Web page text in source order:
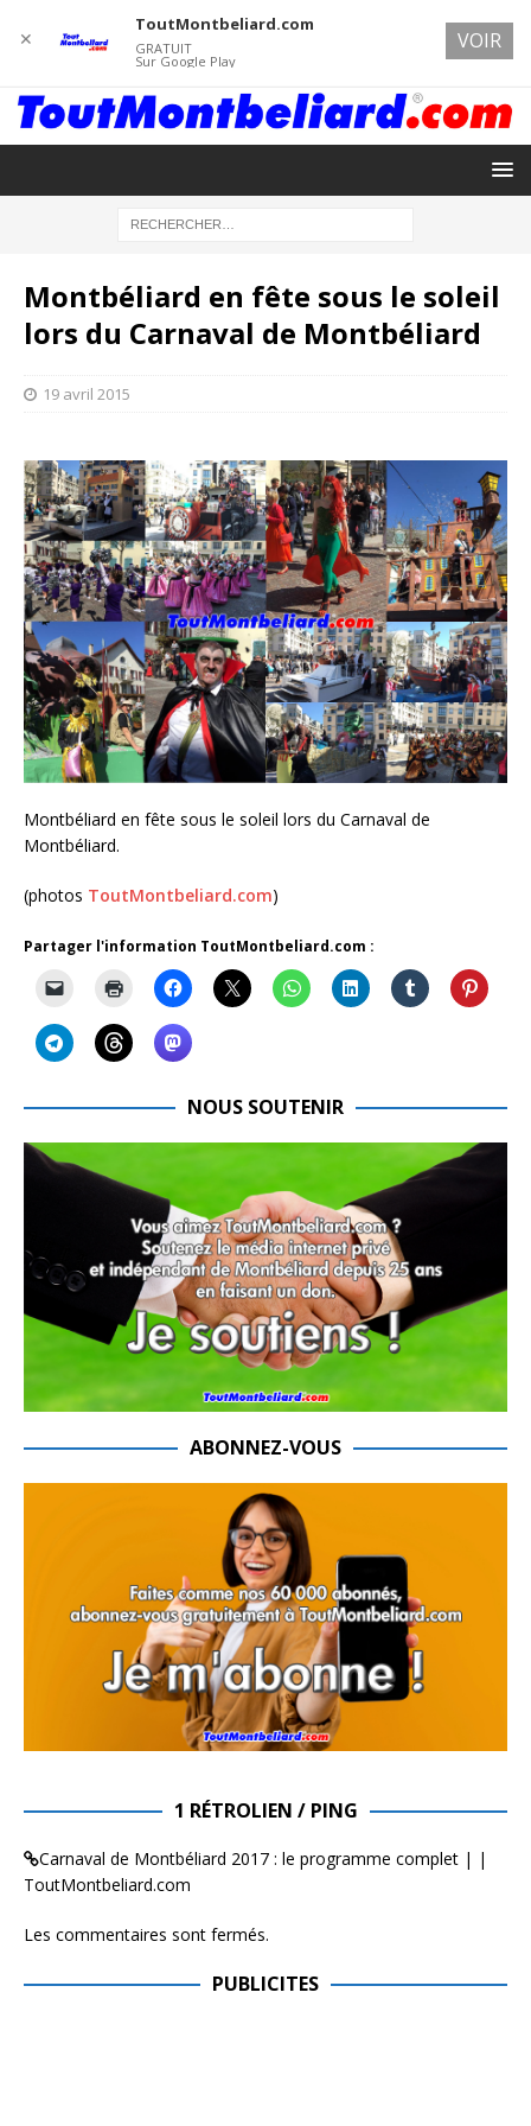
Montbéliard en fête sous le soleil
lors du Carnaval de Montbéliard
19 avril 2015
Montbéliard en fête sous le soleil lors du Carnaval de
Montbéliard.
(photos ToutMontbeliard.com)
Partager l'information ToutMontbeliard.com :
NOUS SOUTENIR
ABONNEZ-VOUS
1 RÉTROLIEN / PING
Carnaval de Montbéliard 2017 : le programme complet | |
ToutMontbeliard.com
Les commentaires sont fermés.
PUBLICITES
✕
ToutMontbeliard.com
GRATUIT
Sur Google Play
VOIR